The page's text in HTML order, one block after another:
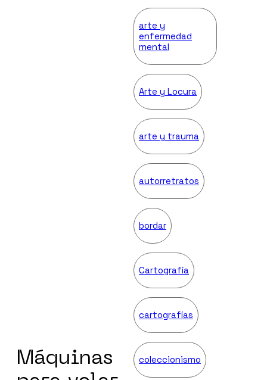
Máquinas
arte y
enfermedad
mental
Arte y Locura
arte y trauma
autorretratos
bordar
Cartografía
cartografías
coleccionismo